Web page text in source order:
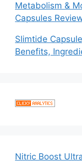
Metabolism &
Capsules
Slimtide
Benefits,
Nitric Boost